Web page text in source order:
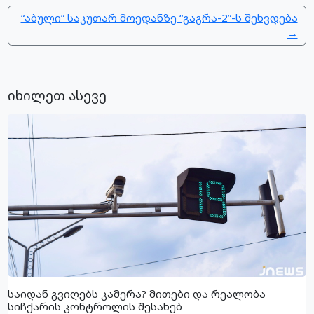
“აბული” საკუთარ მოედანზე “გაგრა-2”-ს შეხვდება
→
იხილეთ ასევე
საიდან გვიღებს კამერა? მითები და რეალობა
სიჩქარის კონტროლის შესახებ